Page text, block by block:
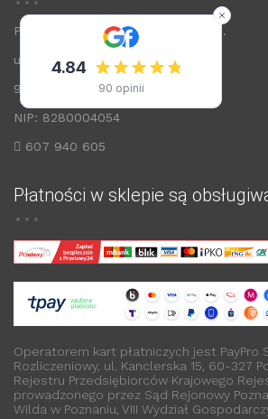
Przedsiębiorstwo ARWIS Sp. z o.o.
ul. Łódzka 72
99-200 Poddębice
NIP: 8280004054
607 940 605
Płatności w sklepie są
Operatorem kart płatniczych jest PayPro
Rozliczeniowy, ul. Kanclerska 15, 60-327
Rejestru Przedsiębiorców Krajowego
prowadzonego przez Sąd Rejonowy
Wilda w Poznaniu, VIII Wydział